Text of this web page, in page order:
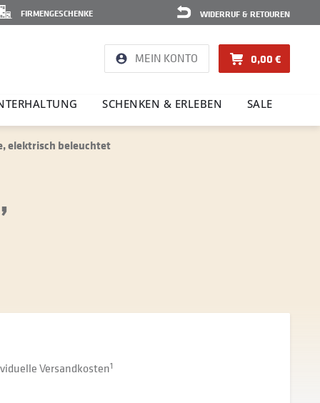
WIDERRUF & RETOUREN
FIRMENGESCHENKE
MEIN KONTO 0,00 €
SCHENKEN & ERLEBEN SALE
elektrisch beleuchtet
Versandkosten1